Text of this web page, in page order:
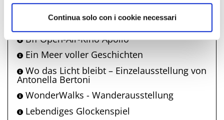
Continua solo con i cookie necessari
Vecchia
Nonno Bunter - Straßenspiele Igea Marina
Bff Open-Air-Kino Apollo
Ein Meer voller Geschichten
Wo das Licht bleibt – Einzelausstellung von
Antonella Bertoni
WonderWalks - Wanderausstellung
Lebendiges Glockenspiel